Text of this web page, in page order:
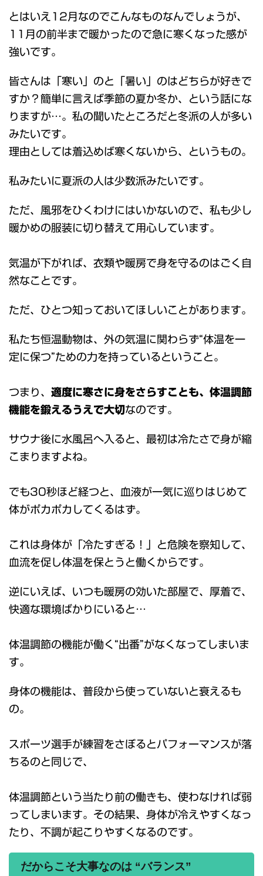
とはいえ12月なのでこんなものなんでしょうが、
11月の前半まで暖かったので急に寒くなった感が
強いです。
皆さんは「寒い」のと「暑い」のはどちらが好きで
すか？簡単に言えば季節の夏か冬か、という話にな
りますが…。私の聞いたところだと冬派の人が多い
みたいです。
理由としては着込めば寒くないから、というもの。
私みたいに夏派の人は少数派みたいです。
ただ、風邪をひくわけにはいかないので、私も少し
暖かめの服装に切り替えて用心しています。
気温が下がれば、衣類や暖房で身を守るのはごく自
然なことです。
ただ、ひとつ知っておいてほしいことがあります。
私たち恒温動物は、外の気温に関わらず“体温を一
定に保つ”ための力を持っているということ。
つまり、 適度に寒さに身をさらすことも、体温調節
機能を鍛えるうえで大切なのです。
サウナ後に水風呂へ入ると、最初は冷たさで身が縮
こまりますよね。
でも30秒ほど経つと、血液が一気に巡りはじめて
体がポカポカしてくるはず。
これは身体が「冷たすぎる！」と危険を察知して、
血流を促し体温を保とうと働くからです。
逆にいえば、いつも暖房の効いた部屋で、厚着で、
快適な環境ばかりにいると…
体温調節の機能が働く“出番”がなくなってしまいま
す。
身体の機能は、普段から使っていないと衰えるも
の。
スポーツ選手が練習をさぼるとパフォーマンスが落
ちるのと同じで、
体温調節という当たり前の働きも、使わなければ弱
ってしまいます。その結果、身体が冷えやすくなっ
たり、不調が起こりやすくなるのです。
だからこそ大事なのは “バランス”